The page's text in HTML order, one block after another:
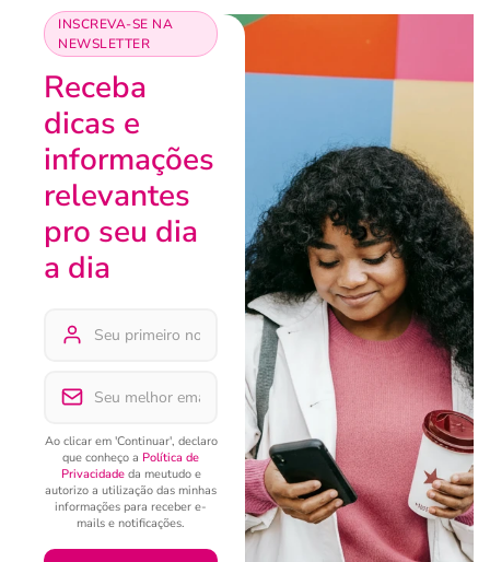
INSCREVA-SE NA
NEWSLETTER
Receba
dicas e
informações
relevantes
pro seu dia
a dia
Ao clicar em 'Continuar', declaro
que conheço a Política de
Privacidadeda meutudo e
autorizo a utilização das minhas
informações para receber e-
mails e notificações.